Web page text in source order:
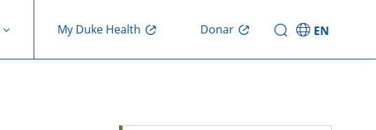
My Duke Health Donar EN